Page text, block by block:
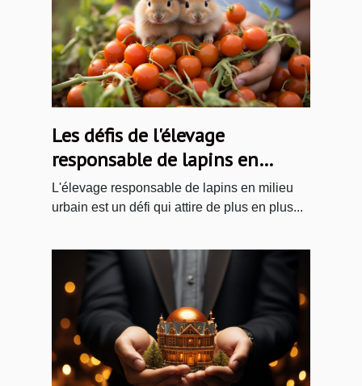
Les défis de l'élevage
responsable de lapins en
milieu urbain
L'élevage responsable de lapins en milieu
urbain est un défi qui attire de plus en plus...